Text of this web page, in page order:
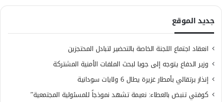
جديد الموقع
انعقاد اجتماع اللجنة الخاصة بالتحضير لتبادل المحتجزين
وزير الدفاع يتوجه إلى جوبا لبحث الملفات الأمنية المشتركة
إنذار برتقالي بأمطار غزيرة يطال 6 ولايات سودانية
كوفتي تنبض بالعطاء: نعيمة تشهد نموذجاً للمسئولية المجتمعية”